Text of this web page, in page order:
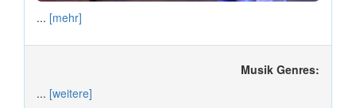
... [mehr]
Musik Genres:
... [weitere]